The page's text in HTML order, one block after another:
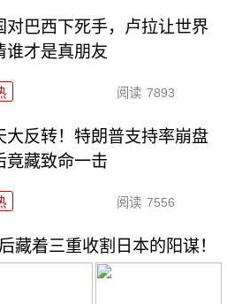
对巴西下死手，卢拉让世界
谁才是真朋友
阅读 7893
大反转！特朗普支持率崩盘
竟藏致命一击
阅读 7556
藏着三重收割日本的阳谋！